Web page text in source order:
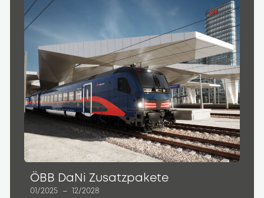
ÖBB DaNi Zusatzpakete
01/2025 –
12/2028